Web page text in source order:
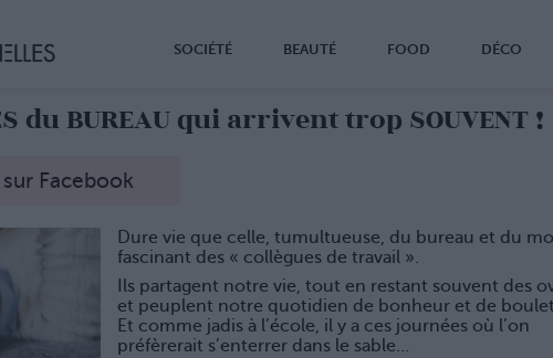
SOCIÉTÉ BEAUTÉ FOOD DÉCO
du BUREAU qui arrivent trop SOUVENT !
Facebook
Dure vie que celle, tumultueuse, du bureau et du
fascinant des « collègues de travail ».
Ils partagent notre vie, tout en restant souvent des
et peuplent notre quotidien de bonheur et de
Et comme jadis à l’école, il y a ces journées où l’on
préfèrerait s’enterrer dans le sable…